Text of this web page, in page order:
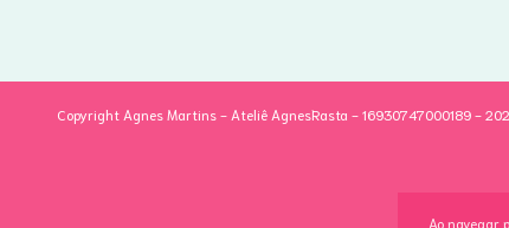
Ao navegar
Copyright Agnes Martins - Ateliê AgnesRasta - 16930747000189 -